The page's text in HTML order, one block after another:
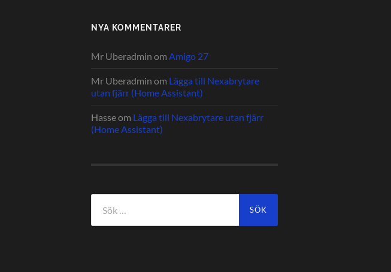
NYA KOMMENTARER
Mr Uberadmin om Amigo 27
Mr Uberadmin om Lägga till Nexabrytare
utan fjärr (Home Assistant)
Hasseom Lägga till Nexabrytare utan fjärr
(Home Assistant)
efter: